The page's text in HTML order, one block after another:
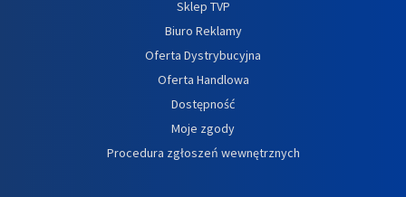
Sklep TVP
Biuro Reklamy
Oferta Dystrybucyjna
Oferta Handlowa
Dostępność
Moje zgody
Procedura zgłoszeń wewnętrznych